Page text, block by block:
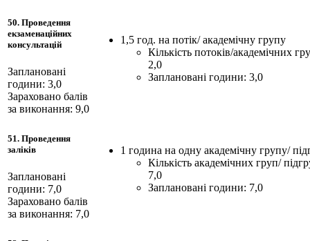
50. Проведення
екзаменаційних
консультацій
Заплановані
години: 3,0
Зараховано балів
за виконання: 9,0
1,5 год. на потік/ академічну групу
Кількість потоків/академічних
2,0
Заплановані години: 3,0
51. Проведення
заліків
Заплановані
години: 7,0
Зараховано балів
за виконання: 7,0
1 година на одну академічну групу/
Кількість академічних груп/
7,0
Заплановані години: 7,0